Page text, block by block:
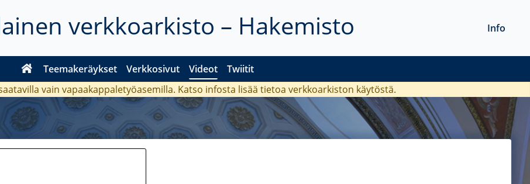
verkkoarkisto – Hakemisto
Teemakeräykset Verkkosivut Videot Twiitit
Info
vain vapaakappaletyöasemilla. Katso infosta lisää tietoa verkkoarkiston käytöstä.